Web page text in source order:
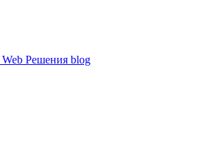
Web Решения blog